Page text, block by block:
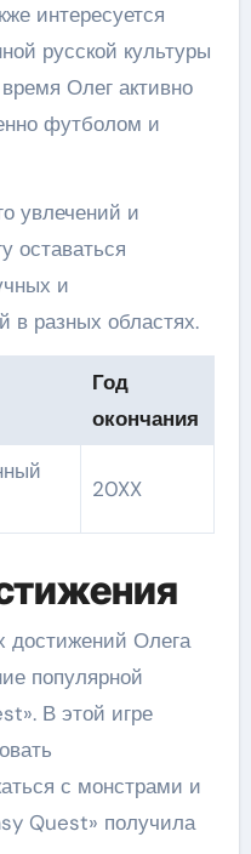
интересуется
русской культуры
Олег активно
футболом и
увлечений и
оставаться
и
в разных областях.
Год
окончания
20XX
Олега
популярной
В этой игре
с монстрами и
Quest» получила